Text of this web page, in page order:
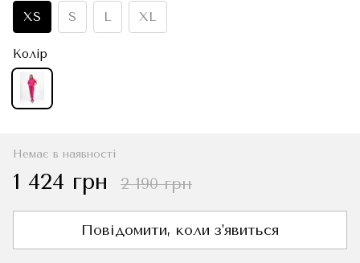
XS S L XL
Колір
Немає в наявності
1 424 грн 2 190 грн
Повідомити, коли з'явиться